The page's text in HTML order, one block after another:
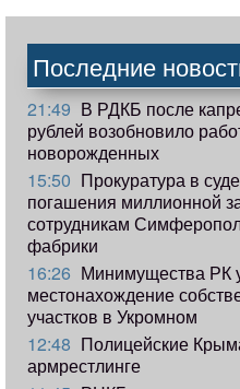
Последние
21:49 В РДКБ после
рублей возобновило
новорожденных
15:50 Прокуратура в
погашения миллионной
сотрудникам
фабрики
16:26 Минимущества РК
местонахождение
участков в Укромном
12:48 Полицейские
армрестлинге